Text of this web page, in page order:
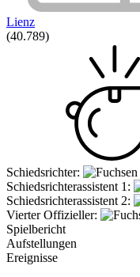
Lienz
(40.789)
Schiedsrichter:
Schiedsrichterassistent 1:
Schiedsrichterassistent 2:
Vierter Offizieller:
Spielbericht
Aufstellungen
Ereignisse